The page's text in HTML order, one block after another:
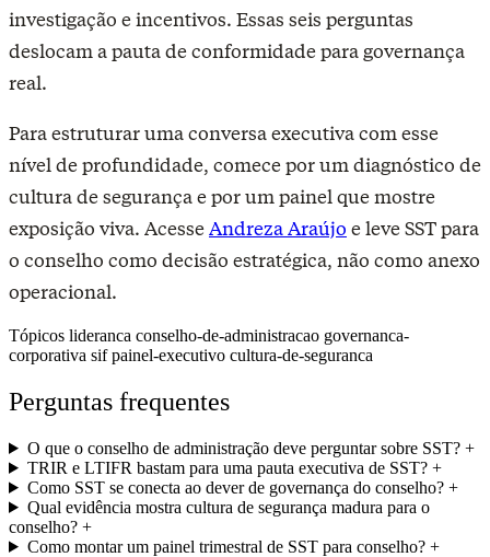
investigação e incentivos. Essas seis perguntas
deslocam a pauta de conformidade para governança
real.
Para estruturar uma conversa executiva com esse
nível de profundidade, comece por um diagnóstico de
cultura de segurança e por um painel que mostre
exposição viva. AcesseAndreza Araújo e leve SST para
o conselho como decisão estratégica, não como anexo
operacional.
Tópicos lideranca conselho-de-administracao governanca-
corporativa sifpainel-executivo cultura-de-seguranca
Perguntas frequentes
O que o conselho de administração deve perguntar sobre SST?+
TRIR e LTIFR bastam para uma pauta executiva de SST?+
Como SST se conecta ao dever de governança do conselho?+
Qual evidência mostra cultura de segurança madura para o
conselho? +
Como montar um painel trimestral de SST para conselho?+